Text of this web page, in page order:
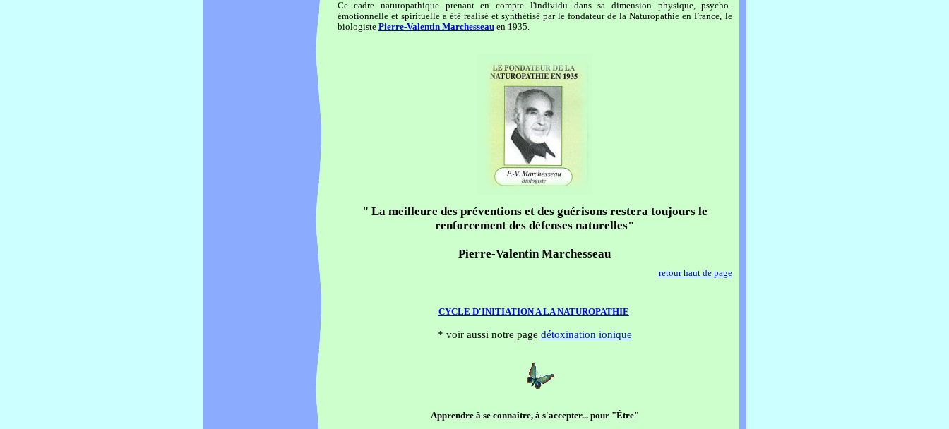
Ce cadre naturopathique prenant en compte l'individu dans sa dimension physique, psycho-
émotionnelle et spirituelle a été realisé et synthétisé par le fondateur de la Naturopathie en France, le
biologiste Pierre-Valentin Marchesseauen 1935.
" La meilleure des préventions et des guérisons restera toujours le
renforcement des défenses naturelles"
Pierre-Valentin Marchesseau
retour haut de page
CYCLE D'INITIATION A LA NATUROPATHIE
* voir aussi notre page détoxination ionique
Apprendre à se connaître, à s'accepter... pour "Être"